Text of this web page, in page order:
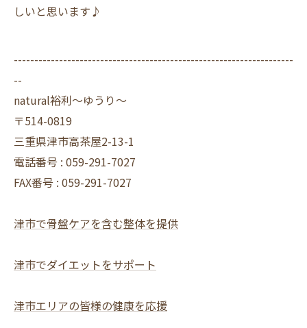
しいと思います♪
--------------------------------------------------------------------
--
natural裕利～ゆうり～
〒514-0819
三重県津市高茶屋2-13-1
電話番号 : 059-291-7027
FAX番号 : 059-291-7027
津市で骨盤ケアを含む整体を提供
津市でダイエットをサポート
津市エリアの皆様の健康を応援